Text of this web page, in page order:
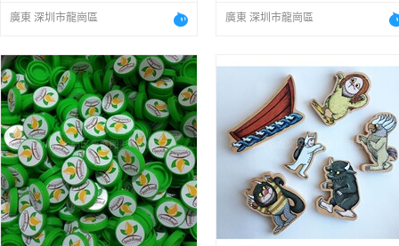
廣東 深圳市龍崗區 廣東 深圳市龍崗區